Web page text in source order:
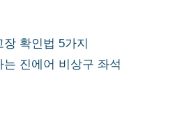
확인법 5가지
진에어 비상구 좌석